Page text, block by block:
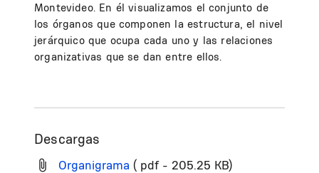
Montevideo. En él visualizamos el conjunto de
los órganos que componen la estructura, el nivel
jerárquico que ocupa cada uno y las relaciones
organizativas que se dan entre ellos.
Descargas
Organigrama ( pdf - 205.25 KB)